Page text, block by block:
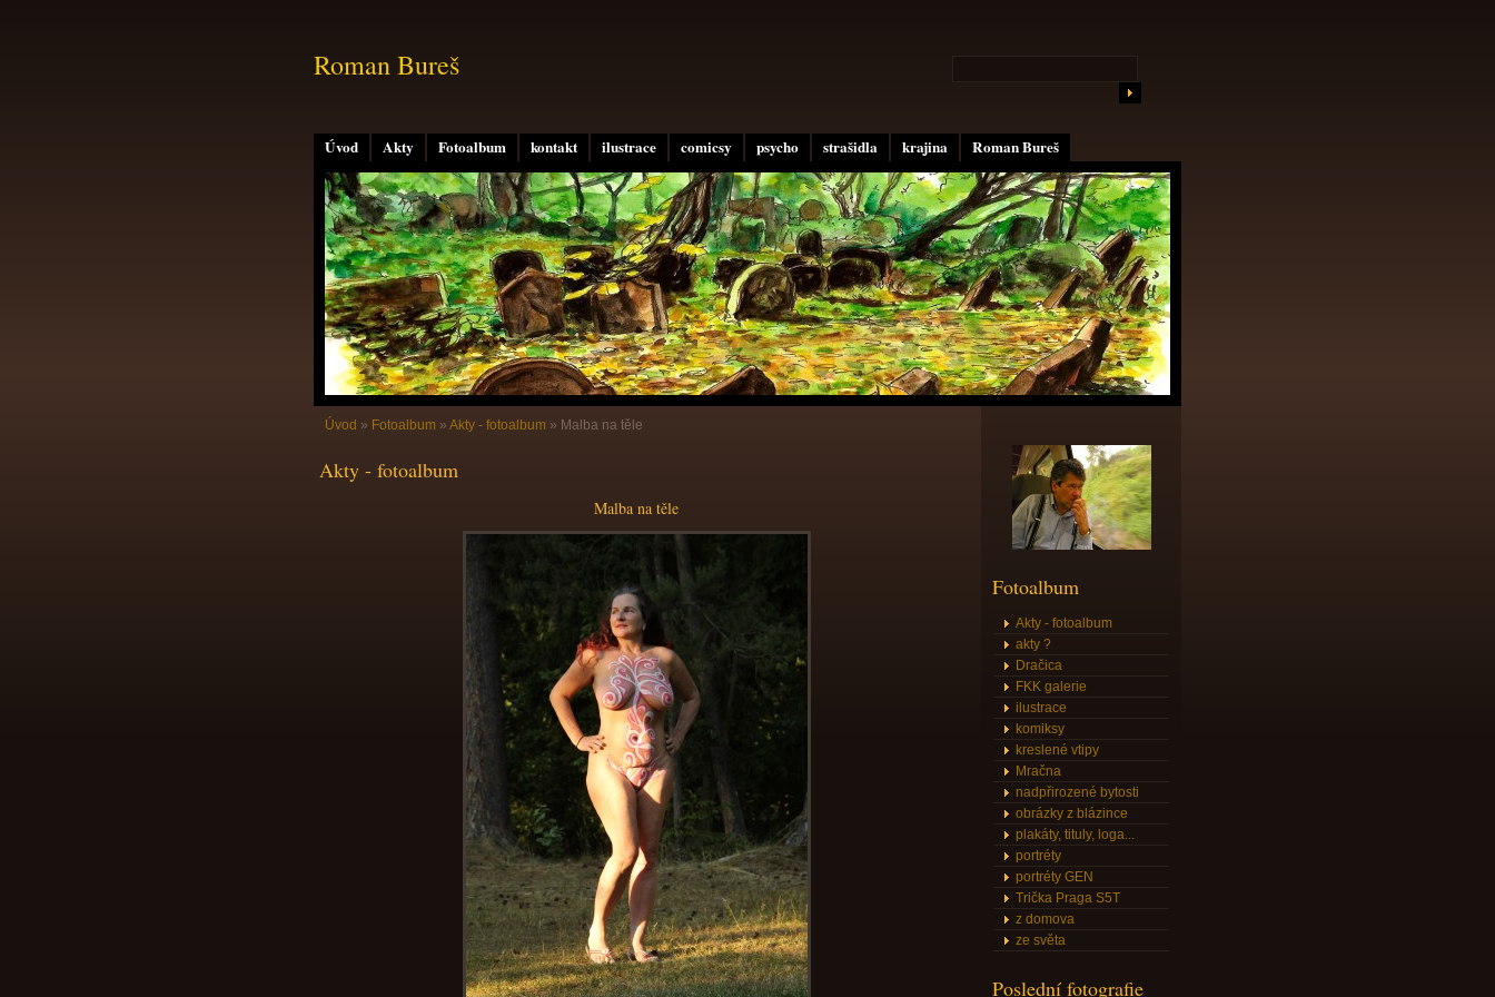
Úvod Akty Fotoalbum kontakt ilustrace comicsy psycho strašidla krajina Roman Bureš
Roman Bureš
Úvod » Fotoalbum » Akty - fotoalbum » Malba na těle
Akty - fotoalbum
Malba na těle
Fotoalbum
Akty - fotoalbum
akty ?
Dračica
FKK galerie
ilustrace
komiksy
kreslené vtipy
Mračna
nadpřirozené bytosti
obrázky z blázince
plakáty, tituly, loga...
portréty
portréty GEN
Trička Praga S5T
z domova
ze světa
Poslední fotografie